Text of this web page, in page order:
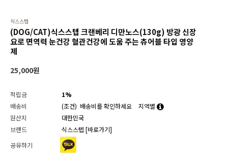
식스스텝
(DOG/CAT)식스스텝 크랜베리 디만노스(130g) 방광 신장
요로 면역력 눈건강 혈관건강에 도움 주는 츄어블 타입 영양
제
25,000원
적립금
1%
배송비
(조건) 배송비를 확인하세요
지역별
원산지
대한민국
브랜드
식스스텝 [바로가기]
공유하기